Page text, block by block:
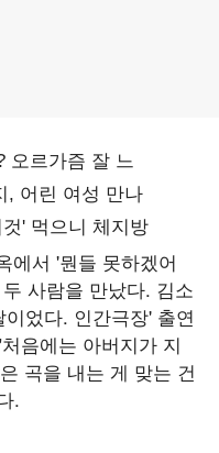
에서 '뭔들 못하겠어
사람을 만났다. 김소
었다. 인간극장' 출연
음에는 아버지가 지
곡을 내는 게 맞는 건
.